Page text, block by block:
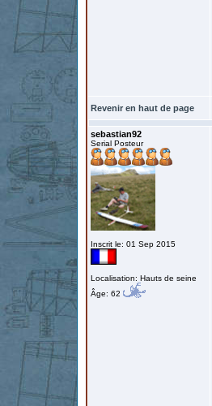
Revenir en haut de page
sebastian92
Serial Posteur
Inscrit le: 01 Sep 2015
Localisation: Hauts de seine
Âge: 62